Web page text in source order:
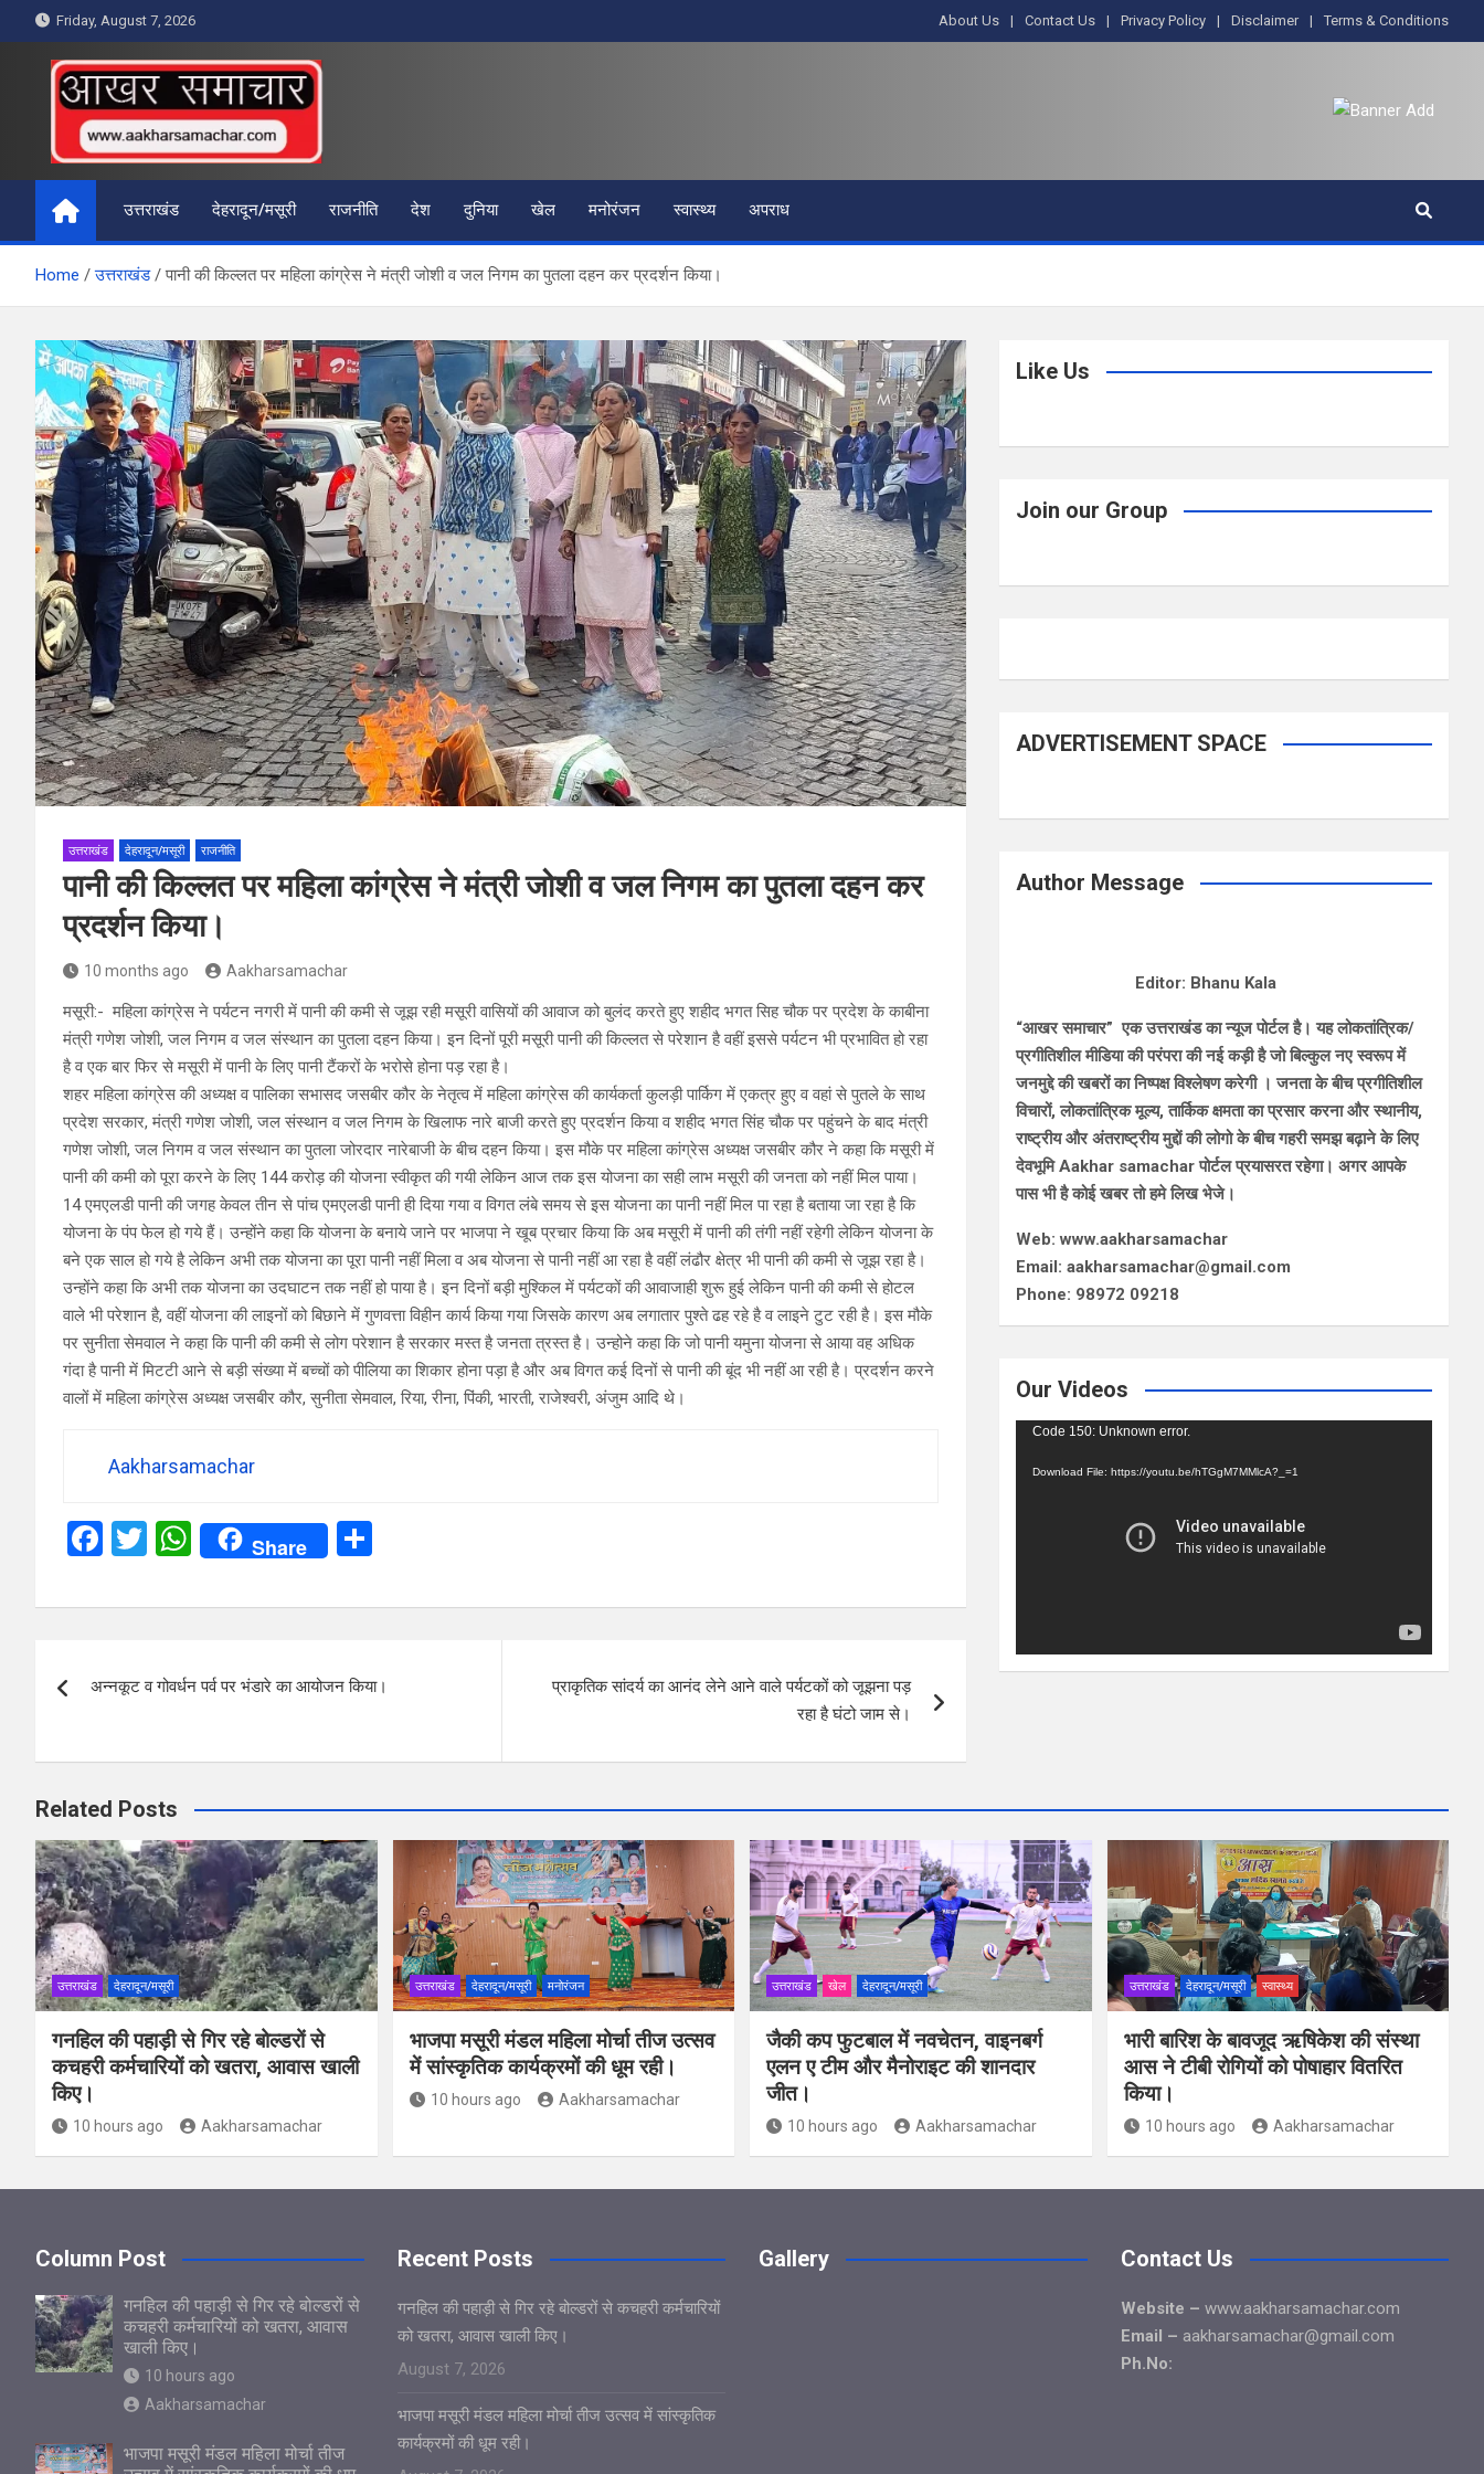
to
content
Friday, August 7, 2026 About Us Contact Us Privacy Policy Disclaimer Terms & Conditions
आखर समाचार
उत्तराखंड देहरादून/मसूरी राजनीति देश दुनिया खेल मनोरंजन स्वास्थ्य अपराध
Home उत्तराखंड पानी की किल्लत पर महिला कांग्रेस ने मंत्री जोशी व जल निगम का पुतला दहन कर प्रदर्शन किया।
उत्तराखंड देहरादून/मसूरी राजनीति
पानी की किल्लत पर महिला कांग्रेस ने मंत्री जोशी व जल निगम का पुतला दहन कर
प्रदर्शन किया।
10 months ago Aakharsamachar
मसूरी:- महिला कांग्रेस ने पर्यटन नगरी में पानी की कमी से जूझ रही मसूरी वासियों की आवाज को बुलंद करते हुए शहीद भगत सिह चौक पर प्रदेश के काबीना
मंत्री गणेश जोशी, जल निगम व जल संस्थान का पुतला दहन किया। इन दिनों पूरी मसूरी पानी की किल्लत से परेशान है वहीं इससे पर्यटन भी प्रभावित हो रहा
है व एक बार फिर से मसूरी में पानी के लिए पानी टैंकरों के भरोसे होना पड़ रहा है।
शहर महिला कांग्रेस की अध्यक्ष व पालिका सभासद जसबीर कौर के नेतृत्व में महिला कांग्रेस की कार्यकर्ता कुलड़ी पार्किग में एकत्र हुए व वहां से पुतले के साथ
प्रदेश सरकार, मंत्री गणेश जोशी, जल संस्थान व जल निगम के खिलाफ नारे बाजी करते हुए प्रदर्शन किया व शहीद भगत सिंह चौक पर पहुंचने के बाद मंत्री
गणेश जोशी, जल निगम व जल संस्थान का पुतला जोरदार नारेबाजी के बीच दहन किया। इस मौके पर महिला कांग्रेस अध्यक्ष जसबीर कौर ने कहा कि मसूरी में
पानी की कमी को पूरा करने के लिए 144 करोड़ की योजना स्वीकृत की गयी लेकिन आज तक इस योजना का सही लाभ मसूरी की जनता को नहीं मिल पाया।
14 एमएलडी पानी की जगह केवल तीन से पांच एमएलडी पानी ही दिया गया व विगत लंबे समय से इस योजना का पानी नहीं मिल पा रहा है बताया जा रहा है कि
योजना के पंप फेल हो गये हैं। उन्होंने कहा कि योजना के बनाये जाने पर भाजपा ने खूब प्रचार किया कि अब मसूरी में पानी की तंगी नहीं रहेगी लेकिन योजना के
बने एक साल हो गये है लेकिन अभी तक योजना का पूरा पानी नहीं मिला व अब योजना से पानी नहीं आ रहा है वहीं लंढौर क्षेत्र भी पानी की कमी से जूझ रहा है।
उन्होंने कहा कि अभी तक योजना का उदघाटन तक नहीं हो पाया है। इन दिनों बड़ी मुश्किल में पर्यटकों की आवाजाही शुरू हुई लेकिन पानी की कमी से होटल
वाले भी परेशान है, वहीं योजना की लाइनों को बिछाने में गुणवत्ता विहीन कार्य किया गया जिसके कारण अब लगातार पुश्ते ढह रहे है व लाइने टुट रही है। इस मौके
पर सुनीता सेमवाल ने कहा कि पानी की कमी से लोग परेशान है सरकार मस्त है जनता त्रस्त है। उन्होने कहा कि जो पानी यमुना योजना से आया वह अधिक
गंदा है पानी में मिटटी आने से बड़ी संख्या में बच्चों को पीलिया का शिकार होना पड़ा है और अब विगत कई दिनों से पानी की बूंद भी नहीं आ रही है। प्रदर्शन करने
वालों में महिला कांग्रेस अध्यक्ष जसबीर कौर, सुनीता सेमवाल, रिया, रीना, पिंकी, भारती, राजेश्वरी, अंजुम आदि थे।
Aakharsamachar
F
ce
o
k
T
tt
W
at
A
p
Share
ar
navigation
अन्नकूट व गोवर्धन पर्व पर भंडारे का आयोजन किया।
प्राकृतिक सांदर्य का आनंद लेने आने वाले पर्यटकों को जूझना पड़
रहा है घंटो जाम से।
Like Us
Join our Group
ADVERTISEMENT SPACE
Author Message
Editor: Bhanu Kala
“आखर समाचार” एक उत्तराखंड का न्यूज पोर्टल है। यह लोकतांत्रिक/
प्रगीतिशील मीडिया की परंपरा की नई कड़ी है जो बिल्कुल नए स्वरूप में
जनमुद्दे की खबरों का निष्पक्ष विश्लेषण करेगी । जनता के बीच प्रगीतिशील
विचारों, लोकतांत्रिक मूल्य, तार्किक क्षमता का प्रसार करना और स्थानीय,
राष्ट्रीय और अंतराष्ट्रीय मुद्दों की लोगो के बीच गहरी समझ बढ़ाने के लिए
देवभूमि Aakhar samachar पोर्टल प्रयासरत रहेगा। अगर आपके
पास भी है कोई खबर तो हमे लिख भेजे।
Web: www.aakharsamachar
Email: aakharsamachar@gmail.com
Phone: 98972 09218
Our Videos
Video
Code 150: Unknown error.
Download File: https://youtu.be/hTGgM7MMlcA?_=1
Related Posts
उत्तराखंड देहरादून/मसूरी
गनहिल की पहाड़ी से गिर रहे बोल्डरों से
कचहरी कर्मचारियों को खतरा, आवास खाली
किए।
10 hours ago Aakharsamachar
उत्तराखंड देहरादून/मसूरी मनोरंजन
भाजपा मसूरी मंडल महिला मोर्चा तीज उत्सव
में सांस्कृतिक कार्यक्रमों की धूम रही।
10 hours ago Aakharsamachar
उत्तराखंड खेल देहरादून/मसूरी
जैकी कप फुटबाल में नवचेतन, वाइनबर्ग
एलन ए टीम और मैनोराइट की शानदार
जीत।
10 hours ago Aakharsamachar
उत्तराखंड देहरादून/मसूरी स्वास्थ्य
भारी बारिश के बावजूद ऋषिकेश की संस्था
आस ने टीबी रोगियों को पोषाहार वितरित
किया।
10 hours ago Aakharsamachar
Column Post
गनहिल की पहाड़ी से गिर रहे बोल्डरों से
कचहरी कर्मचारियों को खतरा, आवास
खाली किए।
10 hours ago
Aakharsamachar
भाजपा मसूरी मंडल महिला मोर्चा तीज
Recent Posts
गनहिल की पहाड़ी से गिर रहे बोल्डरों से कचहरी कर्मचारियों
को खतरा, आवास खाली किए।
August 7, 2026
भाजपा मसूरी मंडल महिला मोर्चा तीज उत्सव में सांस्कृतिक
कार्यक्रमों की धूम रही।
Gallery Contact Us
Website – www.aakharsamachar.com
Email – aakharsamachar@gmail.com
Ph.No: